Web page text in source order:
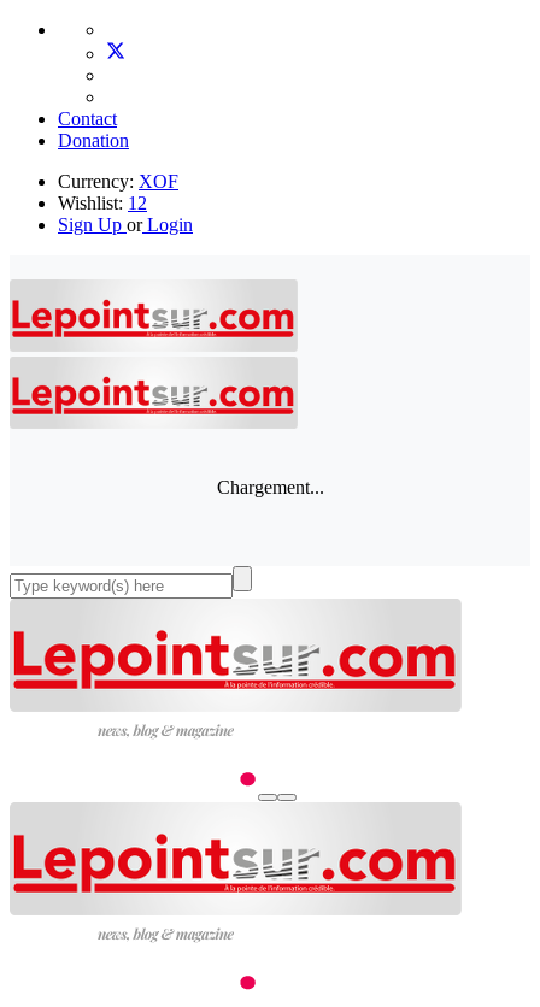
Contact
Donation
Currency: XOF
Wishlist: 12
Sign Up orLogin
Chargement...